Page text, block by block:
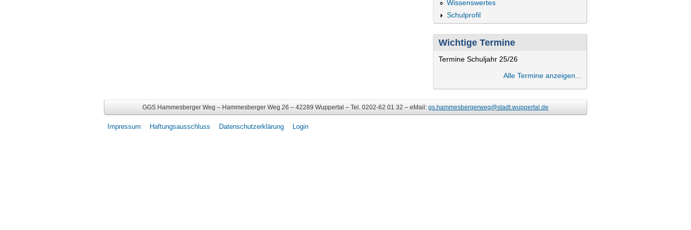
Wissenswertes
Schulprofil
Wichtige Termine
Termine Schuljahr 25/26
Alle Termine anzeigen...
GGS Hammesberger Weg – Hammesberger Weg 26 – 42289 Wuppertal – Tel. 0202-62 01 32 – eMail: gs.hammesbergerweg@stadt.wuppertal.de
Impressum Haftungsausschluss Datenschutzerklärung Login